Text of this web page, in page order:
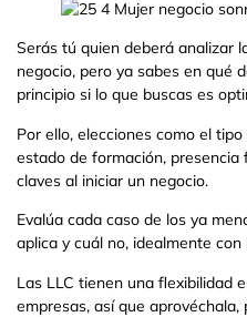
Serás tú quien deberá analizar
negocio, pero ya sabes en qué
principio si lo que buscas es
Por ello, elecciones como el
estado de formación, presencia
claves al iniciar un negocio.
Evalúa cada caso de los ya
aplica y cuál no, idealmente
Las LLC tienen una flexibilidad
empresas, así que